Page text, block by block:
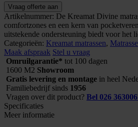
Kreamat
matras
Divine
aantal
Vraag offerte aan
Artikelnummer: De Kreamat Divine
comfortzones en een kern van
uitstekende ondersteuning biedt voor het
Categorieën: Kreamat matrassen,
Maak afspraak Stel u vraag
Omruilgarantie* tot 100 dagen
1600 M2 Showroom
Gratis levering en montage in heel
Familiebedrijf sinds 1956
Vragen over dit product? Bel 026
Specificaties
Meer informatie